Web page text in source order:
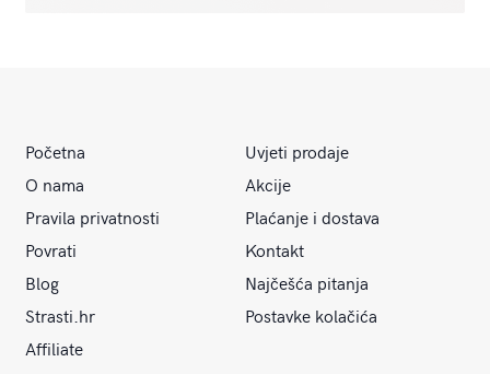
Početna
Uvjeti prodaje
O nama
Akcije
Pravila privatnosti
Plaćanje i dostava
Povrati
Kontakt
Blog
Najčešća pitanja
Strasti.hr
Postavke kolačića
Affiliate